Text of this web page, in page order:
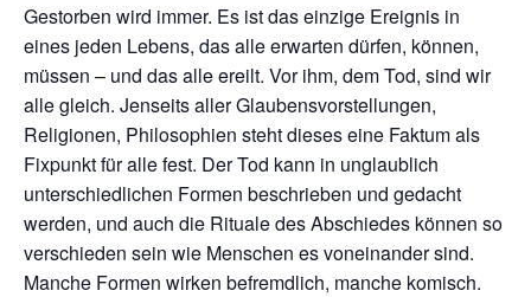
Gestorben wird immer. Es ist das einzige Ereignis in
eines jeden Lebens, das alle erwarten dürfen, können,
müssen – und das alle ereilt. Vor ihm, dem Tod, sind wir
alle gleich. Jenseits aller Glaubensvorstellungen,
Religionen, Philosophien steht dieses eine Faktum als
Fixpunkt für alle fest. Der Tod kann in unglaublich
unterschiedlichen Formen beschrieben und gedacht
werden, und auch die Rituale des Abschiedes können so
verschieden sein wie Menschen es voneinander sind.
Manche Formen wirken befremdlich, manche komisch.